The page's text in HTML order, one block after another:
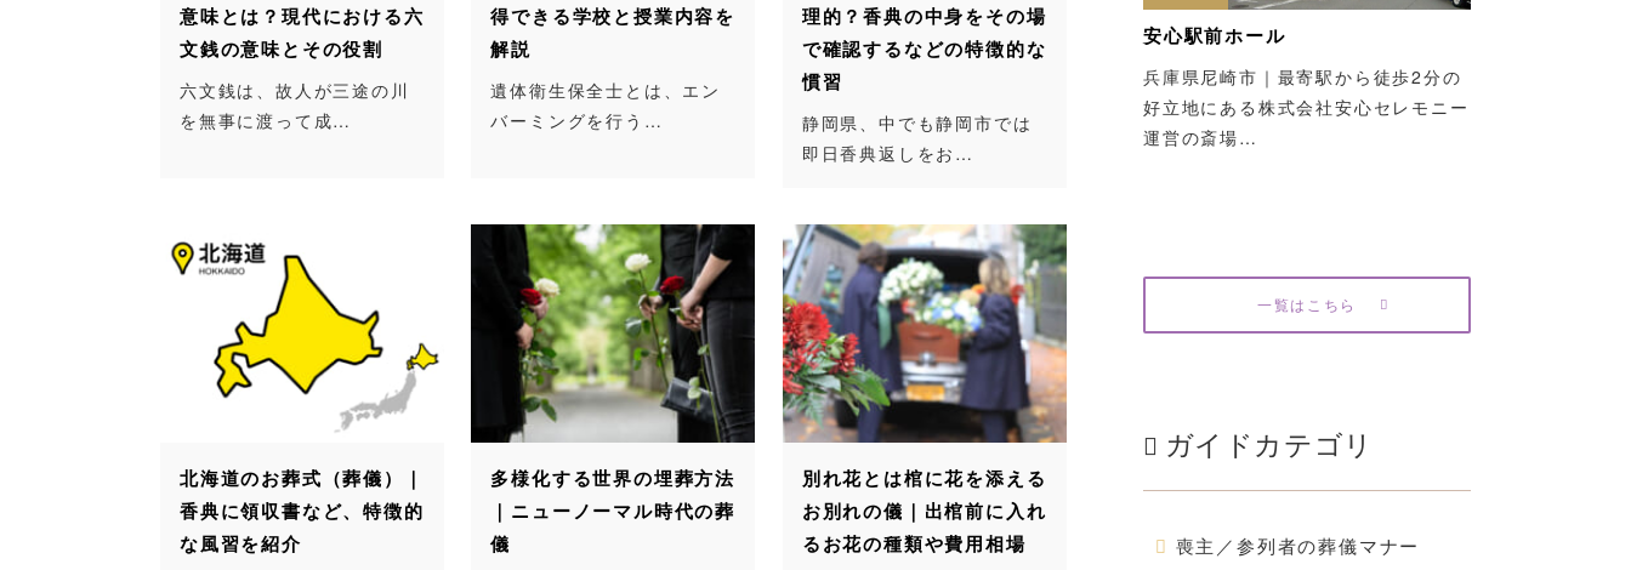
意味とは？現代における六
文銭の意味とその役割
六文銭は、故人が三途の川
を無事に渡って成…
得できる学校と授業内容を
解説
遺体衛生保全士とは、エン
バーミングを行う…
理的？香典の中身をその場
で確認するなどの特徴的な
慣習
静岡県、中でも静岡市では
即日香典返しをお…
北海道のお葬式（葬儀）｜
香典に領収書など、特徴的
な風習を紹介
多様化する世界の埋葬方法
｜ニューノーマル時代の葬
儀
別れ花とは棺に花を添える
お別れの儀｜出棺前に入れ
るお花の種類や費用相場
安心駅前ホール
兵庫県尼崎市｜最寄駅から徒歩2分の
好立地にある株式会社安心セレモニー
運営の斎場…
一覧はこちら
ガイドカテゴリ
喪主／参列者の葬儀マナー